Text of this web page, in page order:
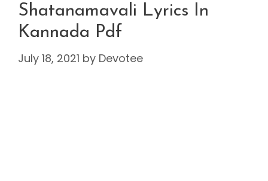
Shatanamavali Lyrics In
Kannada Pdf
July 18, 2021 by Devotee